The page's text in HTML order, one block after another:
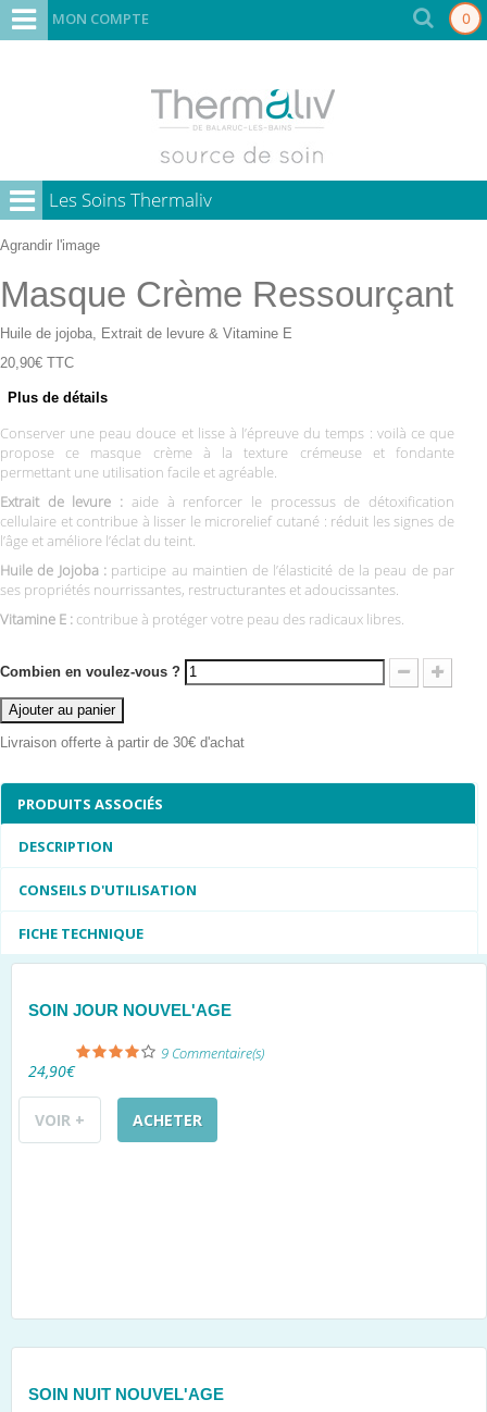
MON COMPTE 0
Les Soins Thermaliv
Agrandir l'image
Masque Crème Ressourçant
Huile de jojoba, Extrait de levure & Vitamine E
20,90€ TTC
Plus de détails
Conserver une peau douce et lisse à l’épreuve du temps : voilà ce que
propose ce masque crème à la texture crémeuse et fondante
permettant une utilisation facile et agréable.
Extrait de levure : aide à renforcer le processus de détoxification
cellulaire et contribue à lisser le microrelief cutané : réduit les signes de
l’âge et améliore l’éclat du teint.
Huile de Jojoba :participe au maintien de l’élasticité de la peau de par
ses propriétés nourrissantes, restructurantes et adoucissantes.
Vitamine E : contribue à protéger votre peau des radicaux libres.
Combien en voulez-vous ?
Ajouter au panier
Livraison offerte à partir de 30€ d'achat
PRODUITS ASSOCIÉS
DESCRIPTION
CONSEILS D'UTILISATION
FICHE TECHNIQUE
SOIN JOUR NOUVEL'AGE
9 Commentaire(s)
24,90€
VOIR + ACHETER
SOIN NUIT NOUVEL'AGE